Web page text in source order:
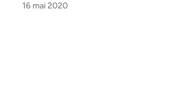
16 mai 2020